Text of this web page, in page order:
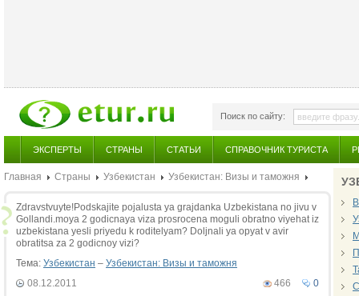
Поиск по сайту:
ЭКСПЕРТЫ СТРАНЫ СТАТЬИ СПРАВОЧНИК ТУРИСТА
Главная Страны Узбекистан Узбекистан: Визы и таможня
Zdravstvuyte!Podskajite pojalusta ya grajdanka Uzbekistana no jivu v
Gollandi.moya 2 godicnaya viza prosrocena moguli obratno viyehat iz
uzbekistana yesli priyedu k roditelyam? Doljnali ya opyat v avir
obratitsa za 2 godicnoy vizi?
Тема: Узбекистан – Узбекистан: Визы и таможня
0
466
08.12.2011